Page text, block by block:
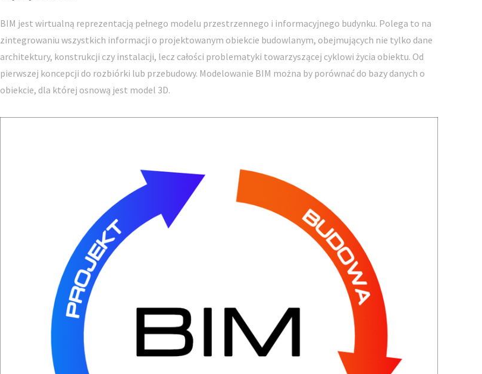
BIM jest wirtualną reprezentacją pełnego modelu przestrzennego i informacyjnego budynku. Polega to na
zintegrowaniu wszystkich informacji o projektowanym obiekcie budowlanym, obejmujących nie tylko dane
architektury, konstrukcji czy instalacji, lecz całości problematyki towarzyszącej cyklowi życia obiektu. Od
pierwszej koncepcji do rozbiórki lub przebudowy. Modelowanie BIM można by porównać do bazy danych o
obiekcie, dla której osnową jest model 3D.